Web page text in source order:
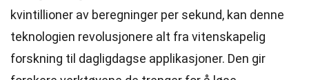
kvintillioner av beregninger per sekund, kan denne
teknologien revolusjonere alt fra vitenskapelig
forskning til dagligdagse applikasjoner. Den gir